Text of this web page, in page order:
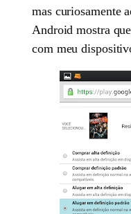
mas curiosamente
Android mostra
com meu